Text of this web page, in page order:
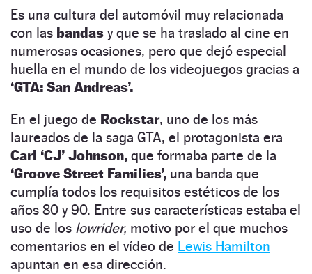
Es una cultura del automóvil muy relacionada
con las bandas y que se ha traslado al cine en
numerosas ocasiones, pero que dejó especial
huella en el mundo de los videojuegos gracias a
‘GTA: San Andreas’.
En el juego de Rockstar, uno de los más
laureados de la saga GTA, el protagonista era
Carl ‘CJ’ Johnson, que formaba parte de la
‘Groove Street Families’, una banda que
cumplía todos los requisitos estéticos de los
años 80 y 90. Entre sus características estaba el
uso de los lowrider, motivo por el que muchos
comentarios en el vídeo de Lewis Hamilton
apuntan en esa dirección.